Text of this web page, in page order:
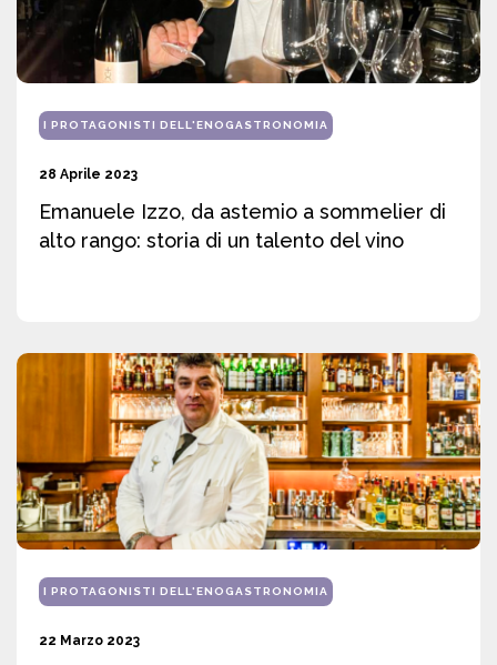
I PROTAGONISTI DELL'ENOGASTRONOMIA
28 Aprile 2023
Emanuele Izzo, da astemio a sommelier di
alto rango: storia di un talento del vino
I PROTAGONISTI DELL'ENOGASTRONOMIA
22 Marzo 2023